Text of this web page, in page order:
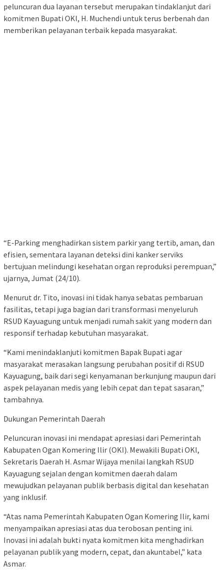
peluncuran dua layanan tersebut merupakan tindaklanjut dari
komitmen Bupati OKI, H. Muchendi untuk terus berbenah dan
memberikan pelayanan terbaik kepada masyarakat.
“E-Parking menghadirkan sistem parkir yang tertib, aman, dan
efisien, sementara layanan deteksi dini kanker serviks
bertujuan melindungi kesehatan organ reproduksi perempuan,”
ujarnya, Jumat (24/10).
Menurut dr. Tito, inovasi ini tidak hanya sebatas pembaruan
fasilitas, tetapi juga bagian dari transformasi menyeluruh
RSUD Kayuagung untuk menjadi rumah sakit yang modern dan
responsif terhadap kebutuhan masyarakat.
“Kami menindaklanjuti komitmen Bapak Bupati agar
masyarakat merasakan langsung perubahan positif di RSUD
Kayuagung, baik dari segi kenyamanan berkunjung maupun dari
aspek pelayanan medis yang lebih cepat dan tepat sasaran,”
tambahnya.
Dukungan Pemerintah Daerah
Peluncuran inovasi ini mendapat apresiasi dari Pemerintah
Kabupaten Ogan Komering Ilir (OKI). Mewakili Bupati OKI,
Sekretaris Daerah H. Asmar Wijaya menilai langkah RSUD
Kayuagung sejalan dengan komitmen daerah dalam
mewujudkan pelayanan publik berbasis digital dan kesehatan
yang inklusif.
“Atas nama Pemerintah Kabupaten Ogan Komering Ilir, kami
menyampaikan apresiasi atas dua terobosan penting ini.
Inovasi ini adalah bukti nyata komitmen kita menghadirkan
pelayanan publik yang modern, cepat, dan akuntabel,” kata
Asmar.